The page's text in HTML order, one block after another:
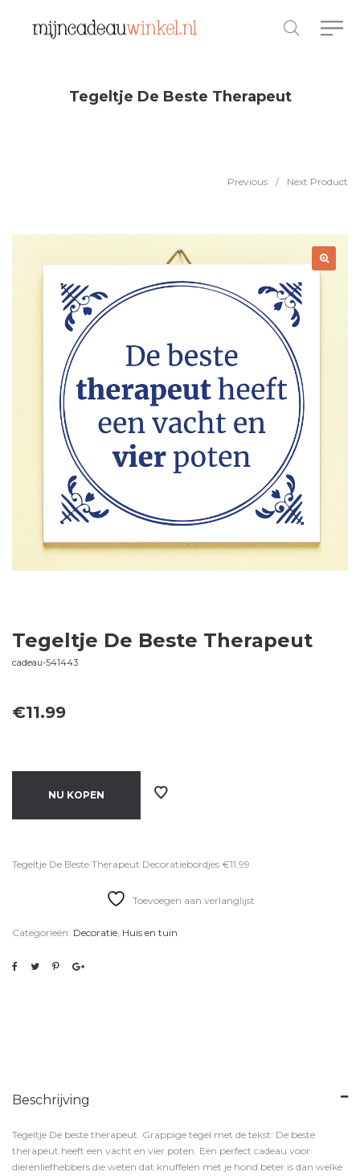
Tegeltje De Beste Therapeut
Previous / Next Product
Tegeltje De Beste Therapeut
cadeau-541443
€11.99
NU KOPEN
Tegeltje De Beste Therapeut Decoratiebordjes €11.99
Toevoegen aan verlanglijst
Categorieën: Decoratie, Huis en tuin
Beschrijving
Tegeltje De beste therapeut. Grappige tegel met de tekst: De beste
therapeut heeft een vacht en vier poten. Een perfect cadeau voor
dierenliefhebbers die weten dat knuffelen met je hond beter is dan welke